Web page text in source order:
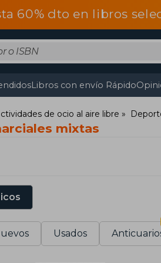
60% dto en libros
Libros con envío Rápido
de ocio al aire libre
mixtas
Usados